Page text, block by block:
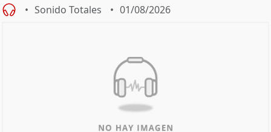
Sonido Totales 01/08/2026